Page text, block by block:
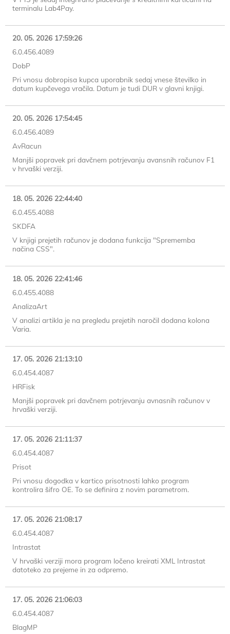
terminalu Lab4Pay.
20. 05. 2026 17:59:26
6.0.456.4089
DobP
Pri vnosu dobropisa kupca uporabnik sedaj vnese številko in
datum kupčevega vračila. Datum je tudi DUR v glavni knjigi.
20. 05. 2026 17:54:45
6.0.456.4089
AvRacun
Manjši popravek pri davčnem potrjevanju avansnih računov F1
v hrvaški verziji.
18. 05. 2026 22:44:40
6.0.455.4088
SKDFA
V knjigi prejetih računov je dodana funkcija "Sprememba
načina CSS".
18. 05. 2026 22:41:46
6.0.455.4088
AnalizaArt
V analizi artikla je na pregledu prejetih naročil dodana kolona
Varia.
17. 05. 2026 21:13:10
6.0.454.4087
HRFisk
Manjši popravek pri davčnem potrjevanju avnasnih računov v
hrvaški verziji.
17. 05. 2026 21:11:37
6.0.454.4087
Prisot
Pri vnosu dogodka v kartico prisotnosti lahko program
kontrolira šifro OE. To se definira z novim parametrom.
17. 05. 2026 21:08:17
6.0.454.4087
Intrastat
V hrvaški verziji mora program ločeno kreirati XML Intrastat
datoteko za prejeme in za odpremo.
17. 05. 2026 21:06:03
6.0.454.4087
BlagMP